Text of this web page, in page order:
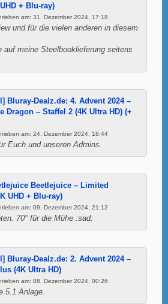
+ Blu-ray)
am: 31. Dezember 2024, 17:18
und für die vielen anderen in diesem
auf meine Steelbooklieferung seitens
Bluray-Dealz.de: 4. Advent 2024 –
Dragon – Staffel 2 (4K Ultra HD) (+
am: 24. Dezember 2024, 18:44
Euch und unseren Admins.
Beetlejuice – Limited
UHD + Blu-ray)
am: 09. Dezember 2024, 21:12
70° für die Mühe :sad:
Bluray-Dealz.de: 2. Advent 2024 –
(4K Ultra HD)
am: 08. Dezember 2024, 00:26
5.1 Anlage.